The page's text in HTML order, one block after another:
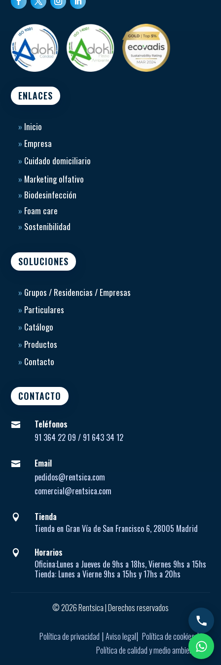
ENLACES
» Inicio
» Empresa
» Cuidado domiciliario
» Marketing olfativo
» Biodesinfección
» Foam care
» Sostenibilidad
SOLUCIONES
» Grupos / Residencias / Empresas
» Particulares
» Catálogo
» Productos
» Contacto
CONTACTO

Teléfonos
91 364 22 09 / 91 643 34 12

Email
pedidos@rentsica.com
comercial@rentsica.com

Tienda
Tienda en Gran Vía de San Francisco 6, 28005 Madrid

Horarios
Oficina:Lunes a Jueves de9hs a 18hs, Viernes 9hs a 15hs
Tienda: Lunes a Vierne9hs a 15hs y 17hs a 20hs
© 2026 Rentsica | Derechos reservados
Política de privacidad |Aviso legal|Política de cookies|
Política de calidad y medio ambiente